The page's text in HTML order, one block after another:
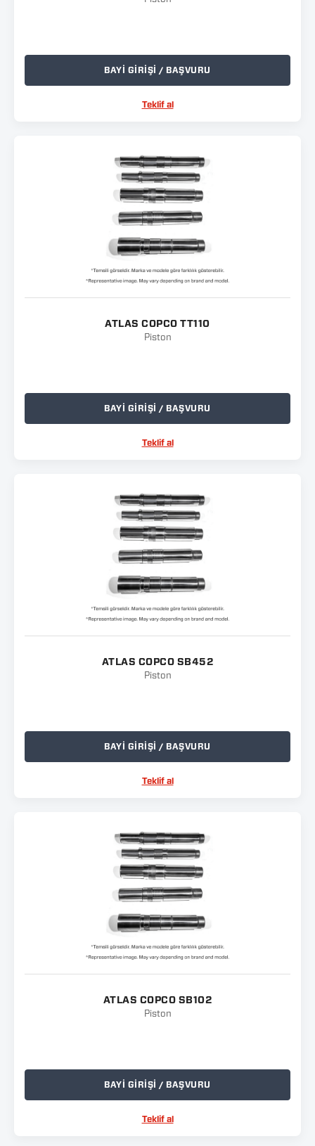
BAYİ GİRİŞİ / BAŞVURU
Teklif al
ATLAS COPCO TT110
Piston
BAYİ GİRİŞİ / BAŞVURU
Teklif al
ATLAS COPCO SB452
Piston
BAYİ GİRİŞİ / BAŞVURU
Teklif al
ATLAS COPCO SB102
Piston
BAYİ GİRİŞİ / BAŞVURU
Teklif al